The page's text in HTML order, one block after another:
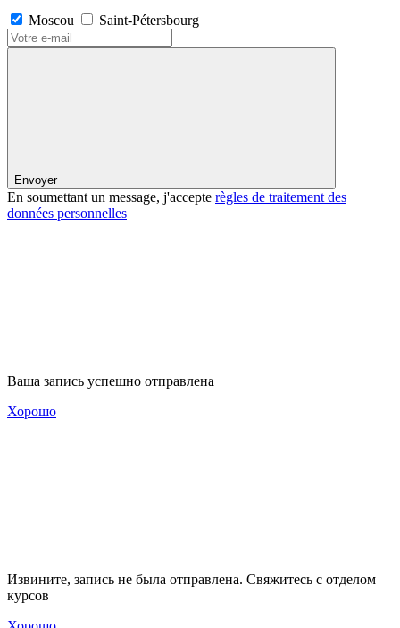
Moscou Saint-Pétersbourg
Envoyer
En soumettant un message, j'accepte règles de traitement des
données personnelles
Ваша запись успешно отправлена
Хорошо
Извините, запись не была отправлена. Свяжитесь с отделом
курсов